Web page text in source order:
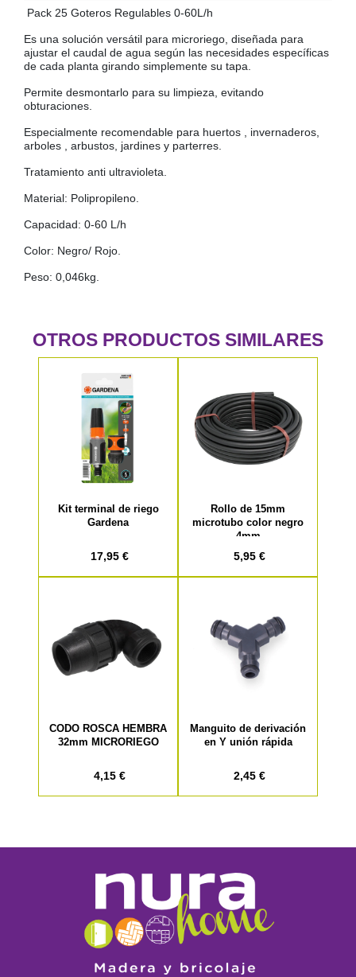
AISLANTES DE SUELO, PARED Y TECHO
COLGADORES
GUÍAS CAJÓN
BRIDAS
TORNILLERIA A GRANEL
Pack 25 Goteros Regulables 0-60L/h
Es una solución versátil para microriego, diseñada para
ajustar el caudal de agua según las necesidades específicas
de cada planta girando simplemente su tapa.
Permite desmontarlo para su limpieza, evitando
obturaciones.
Especialmente recomendable para huertos , invernaderos,
arboles , arbustos, jardines y parterres.
Tratamiento anti ultravioleta.
Material: Polipropileno.
Capacidad: 0-60 L/h
Color: Negro/ Rojo.
Peso: 0,046kg.
OTROS PRODUCTOS SIMILARES
Kit terminal de riego
Gardena
17,95 €
Rollo de 15mm
microtubo color negro
4mm
5,95 €
CODO ROSCA HEMBRA
32mm MICRORIEGO
4,15 €
Manguito de derivación
en Y unión rápida
2,45 €